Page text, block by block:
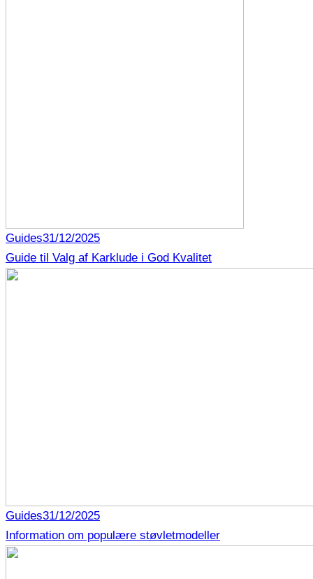
Guides31/12/2025
Guide til Valg af Karklude i God Kvalitet
Guides31/12/2025
Information om populære støvletmodeller